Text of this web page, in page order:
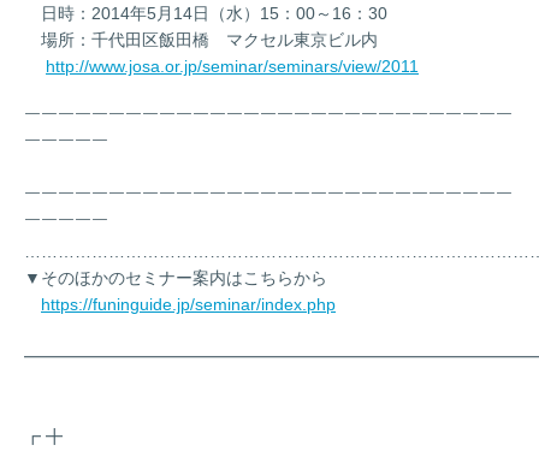
日時：2014年5月14日（水）15：00～16：30
場所：千代田区飯田橋 マクセル東京ビル内
http://www.josa.or.jp/seminar/seminars/view/2011
￣￣￣￣￣￣￣￣￣￣￣￣￣￣￣￣￣￣￣￣￣￣￣￣￣￣￣￣￣
￣￣￣￣￣
￣￣￣￣￣￣￣￣￣￣￣￣￣￣￣￣￣￣￣￣￣￣￣￣￣￣￣￣￣
￣￣￣￣￣
▼そのほかのセミナー案内はこちらから
https://funinguide.jp/seminar/index.php
┏ ╋